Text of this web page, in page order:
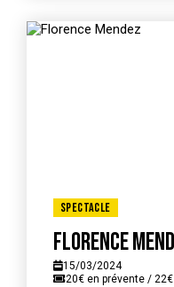
Spectacle
Florence
15/03/2024
20€ en prévente /